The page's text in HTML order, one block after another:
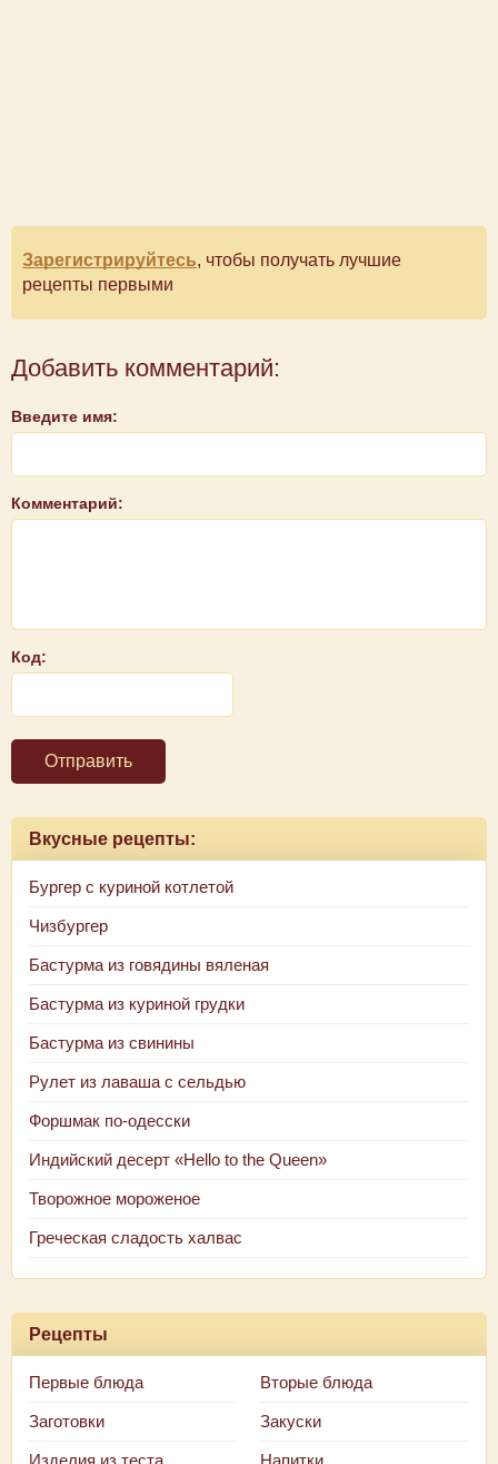
Зарегистрируйтесь, чтобы получать лучшие
рецепты первыми
Добавить комментарий:
Введите имя:
Комментарий:
Код:
Отправить
Вкусные рецепты:
Бургер с куриной котлетой
Чизбургер
Бастурма из говядины вяленая
Бастурма из куриной грудки
Бастурма из свинины
Рулет из лаваша с сельдью
Форшмак по-одесски
Индийский десерт «Hello to the Queen»
Творожное мороженое
Греческая сладость халвас
Рецепты
Первые блюда Вторые блюда
Заготовки Закуски
Изделия из теста Напитки